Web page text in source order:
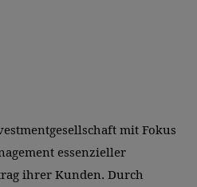
mit Fokus
essenzieller
ihrer Kunden. Durch